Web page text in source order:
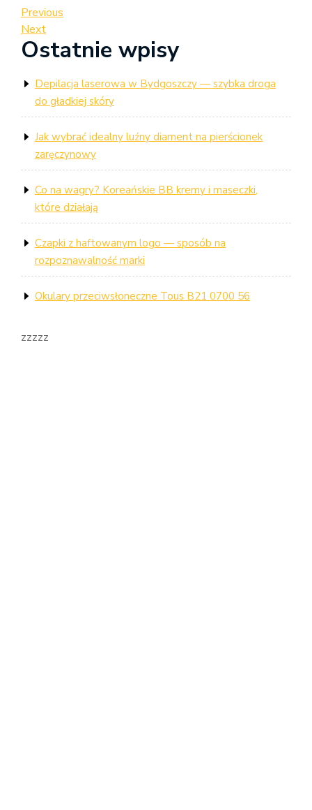
Nawigacja
wpisu
Previous
Post
Previous
Next
Post
Next
Ostatnie wpisy
Depilacja laserowa w Bydgoszczy — szybka droga
do gładkiej skóry
Jak wybrać idealny luźny diament na pierścionek
zaręczynowy
Co na wagry? Koreańskie BB kremy i maseczki,
które działają
Czapki z haftowanym logo — sposób na
rozpoznawalność marki
Okulary przeciwsłoneczne Tous B21 0700 56
zzzzz